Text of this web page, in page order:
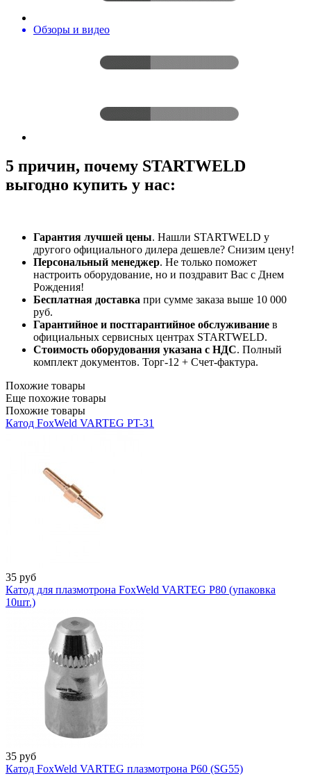
Обзоры и видео
5 причин, почему STARTWELD
выгодно купить у нас:
Гарантия лучшей цены. Нашли STARTWELD у
другого официального дилера дешевле? Снизим цену!
Персональный менеджер. Не только поможет
настроить оборудование, но и поздравит Вас с Днем
Рождения!
Бесплатная доставка при сумме заказа выше 10 000
руб.
Гарантийное и постгарантийное обслуживание в
официальных сервисных центрах STARTWELD.
Стоимость оборудования указана с НДС. Полный
комплект документов. Торг-12 + Счет-фактура.​
Похожие товары
Еще похожие товары
Похожие товары
Катод FoxWeld VARTEG PT-31
35 руб
Катод для плазмотрона FoxWeld VARTEG P80 (упаковка
10шт.)
35 руб
Катод FoxWeld VARTEG плазмотрона Р60 (SG55)